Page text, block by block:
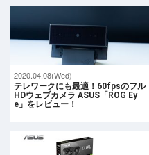
2020.04.08(Wed)
テレワークにも最適！60fpsのフル
HDウェブカメラ ASUS「ROG Ey
e」をレビュー！